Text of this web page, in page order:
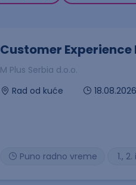
Customer
M Plus Serbia d.o.o.
Rad od kuće
18.08.2026
1.,
Puno radno vreme